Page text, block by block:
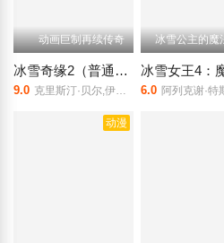
动画巨制再续传奇
冰雪奇缘2（普通话）
9.0 克里斯汀·贝尔,伊迪娜·门泽尔,乔纳森·格罗夫
冰雪公主的魔
6.0 阿列克谢·特斯
动漫